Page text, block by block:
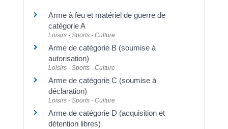
Arme à feu et matériel de guerre de
catégorie A
Loisirs - Sports - Culture
Arme de catégorie B (soumise à
autorisation)
Loisirs - Sports - Culture
Arme de catégorie C (soumise à
déclaration)
Loisirs - Sports - Culture
Arme de catégorie D (acquisition et
détention libres)